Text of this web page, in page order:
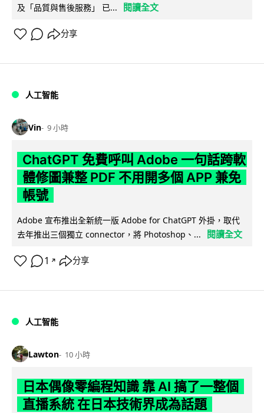
及「品質與售後服務」 已...
閱讀全文
分享
人工智能
Vin 9 小時
ChatGPT 免費呼叫 Adobe 一句話跨軟
體修圖兼整 PDF 不用開多個 APP 兼免
帳號
Adobe 宣布推出全新統一版 Adobe for ChatGPT 外掛，取代
去年推出三個獨立 connector，將 Photoshop、...
閱讀全文
1 ↗ 分享
人工智能
Lawton 10 小時
日本偶像零編程知識 靠 AI 搞了一整個
直播系統 在日本技術界成為話題